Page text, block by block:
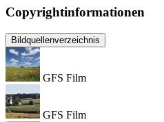
Copyrightinformationen
Bildquellenverzeichnis
GFS Film
GFS Film